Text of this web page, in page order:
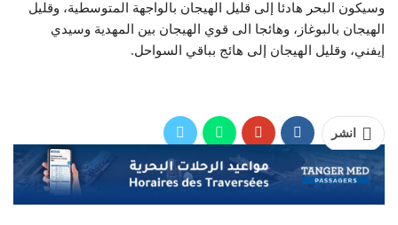
وسيكون البحر هادئا إلى قليل الهيجان بالواجهة المتوسطية، وقليل
الهيجان بالبوغاز، وهائجا الى قوي الهيجان بين المهدية وسيدي
إيفني، وقليل الهيجان إلى هائج بباقي السواحل.
انشر